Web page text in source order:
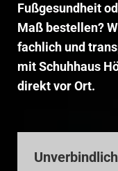
Fußgesundheit
Maß bestellen?
fachlich und
mit Schuhhaus
direkt vor Ort.